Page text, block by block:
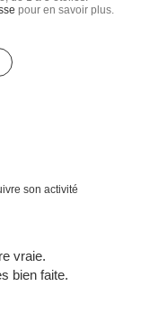
pour en savoir plus.
son activité
vraie.
bien faite.